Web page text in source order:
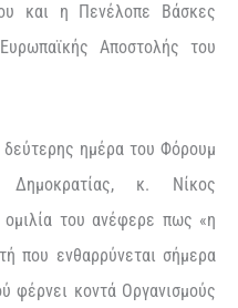
και η Πενέλοπε Βάσκες
Αποστολής του
ημέρα του Φόρουμ
κ. Νίκος
ομιλία του ανέφερε πως «η
που ενθαρρύνεται σήμερα
φέρνει κοντά Οργανισμούς